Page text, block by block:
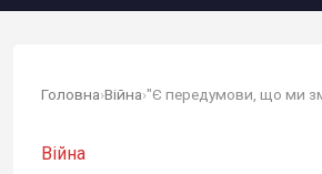
Головна›Війна›
Війна